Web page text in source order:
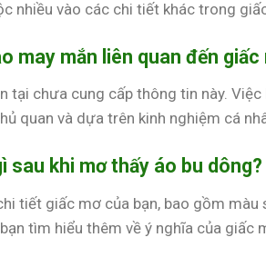
nhiều vào các chi tiết khác trong
may mắn liên quan đến
tại chưa cung cấp thông tin này.
quan và dựa trên kinh nghiệm cá
sau khi mơ thấy áo bu dông?
tiết giấc mơ của bạn, bao gồm
tìm hiểu thêm về ý nghĩa của giấc